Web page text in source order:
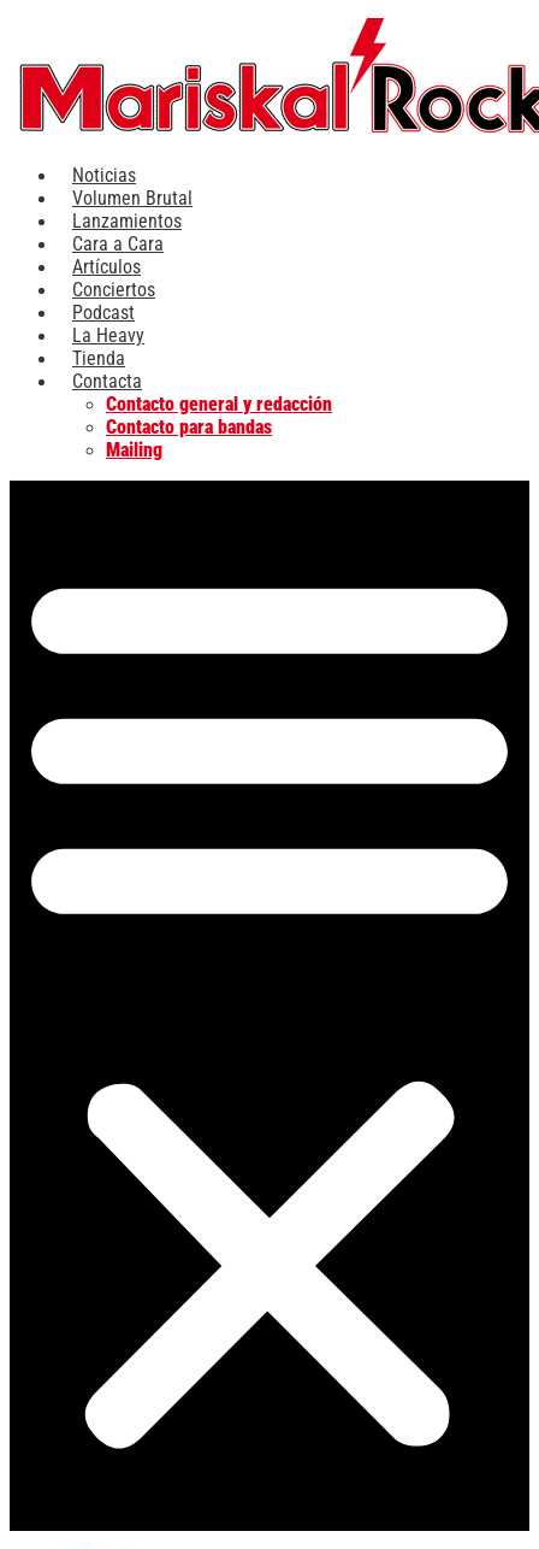
contenido
Noticias
Volumen Brutal
Lanzamientos
Cara a Cara
Artículos
Conciertos
Podcast
La Heavy
Tienda
Contacta
Contacto general y redacción
Contacto para bandas
Mailing